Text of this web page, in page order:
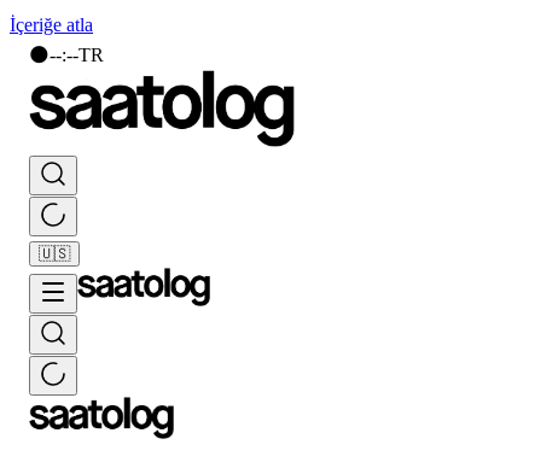
İçeriğe atla
🌑--:--TR
🇺🇸